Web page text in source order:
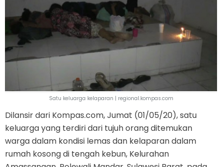
Satu keluarga kelaparan | regional.kompas.com
Dilansir dari Kompas.com, Jumat (01/05/20), satu
keluarga yang terdiri dari tujuh orang ditemukan
warga dalam kondisi lemas dan kelaparan dalam
rumah kosong di tengah kebun, Kelurahan